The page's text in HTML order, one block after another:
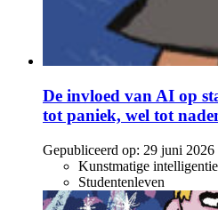
De invloed van AI op
tot paniek, wel tot
Gepubliceerd op: 29 juni 2026
Kunstmatige intelligentie
Studentenleven